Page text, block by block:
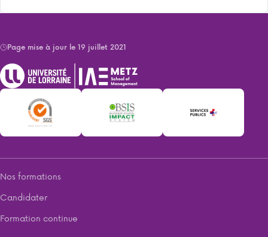
Page mise à jour le 19 juillet 2021
Nos formations
Candidater
Formation continue